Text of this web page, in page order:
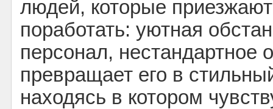
людей, которые
поработать: уютная
персонал, нестандартное
превращает его в
находясь в котором